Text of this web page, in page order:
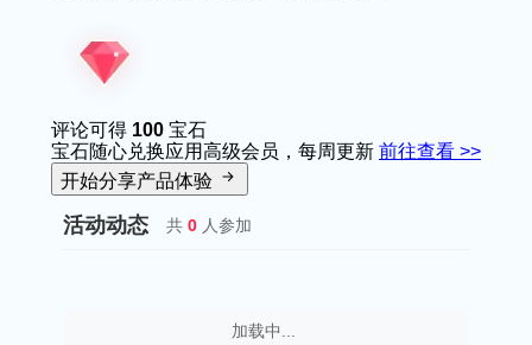
评论可得 100 宝石
宝石随心兑换应用高级会员，每周更新 前往查看 >>
开始分享产品体验
活动动态 共 0 人参加
加载中...